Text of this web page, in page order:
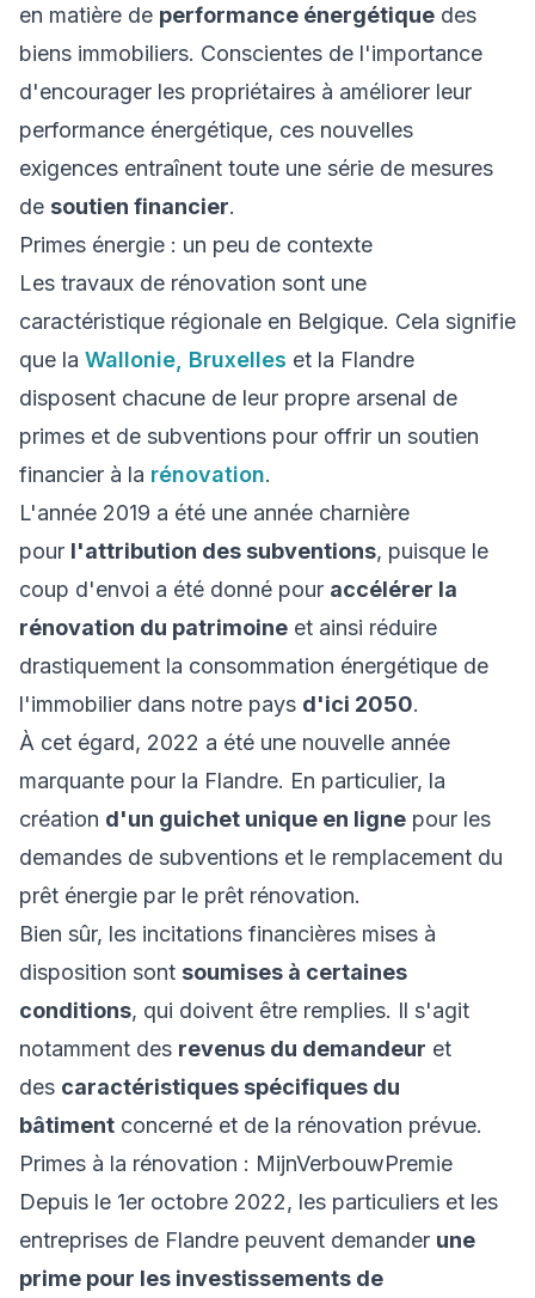
en matière de performance énergétique des
biens immobiliers. Conscientes de l'importance
d'encourager les propriétaires à améliorer leur
performance énergétique, ces nouvelles
exigences entraînent toute une série de mesures
de soutien financier.
Primes énergie : un peu de contexte
Les travaux de rénovation sont une
caractéristique régionale en Belgique. Cela signifie
que la Wallonie, Bruxelles et la Flandre
disposent chacune de leur propre arsenal de
primes et de subventions pour offrir un soutien
financier à la rénovation.
L'année 2019 a été une année charnière
pour l'attribution des subventions, puisque le
coup d'envoi a été donné pour accélérer la
rénovation du patrimoine et ainsi réduire
drastiquement la consommation énergétique de
l'immobilier dans notre pays d'ici 2050.
À cet égard, 2022 a été une nouvelle année
marquante pour la Flandre. En particulier, la
création d'un guichet unique en ligne pour les
demandes de subventions et le remplacement du
prêt énergie par le prêt rénovation.
Bien sûr, les incitations financières mises à
disposition sont soumises à certaines
conditions, qui doivent être remplies. Il s'agit
notamment des revenus du demandeur et
des caractéristiques spécifiques du
bâtiment concerné et de la rénovation prévue.
Primes à la rénovation : MijnVerbouwPremie
Depuis le 1er octobre 2022, les particuliers et les
entreprises de Flandre peuvent demander une
prime pour les investissements de